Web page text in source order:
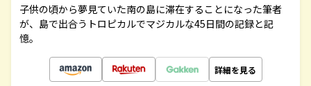
子供の頃から夢見ていた南の島に滞在することになった筆者
が、島で出合うトロピカルでマジカルな45日間の記録と記
憶。
詳細を見る